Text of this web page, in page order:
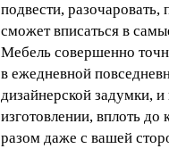
подвести,
сможет вписаться в
Мебель совершенно
в ежедневной
дизайнерской задумки,
изготовлении, вплоть до
разом даже с вашей